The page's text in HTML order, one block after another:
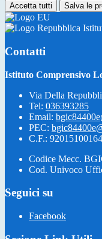
Accetta tutti Salva le
Contatti
Istituto Comprensivo
Via Della
Tel: 036393285
Email:
PEC:
C.F.: 92015100164
Codice Mecc.
Cod. Univoco
Seguici su
Facebook